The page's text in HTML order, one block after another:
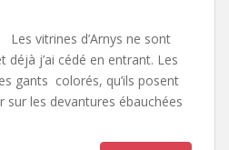
Les vitrines d’Arnys ne sont
j’ai cédé en entrant. Les
gants colorés, qu’ils posent
sur les devantures ébauchées